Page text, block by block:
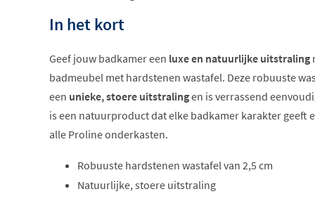
In het kort
Geef jouw badkamer een luxe en natuurlijke uitstraling
badmeubel met hardstenen wastafel. Deze robuuste
een unieke, stoere uitstralingen is verrassend
is een natuurproduct dat elke badkamer karakter geeft
alle Proline onderkasten.
Robuuste hardstenen wastafel van 2,5 cm
Natuurlijke, stoere uitstraling